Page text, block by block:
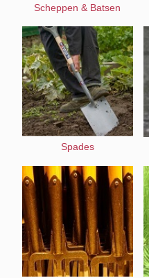
Scheppen & Batsen
Spades